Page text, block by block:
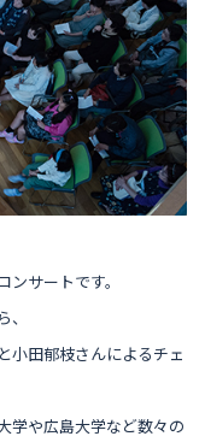
サートです。
小田郁枝さんによるチェ
学や広島大学など数々の